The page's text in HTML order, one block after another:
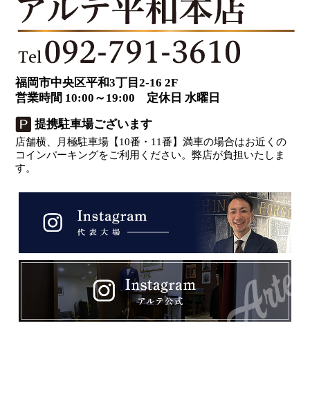
福岡市中央区平和3丁目2-16 2F
営業時間 10:00～19:00 定休日 水曜日
提携駐車場ございます
店舗横、月極駐車場【10番・11番】満車の場合はお近くの
コインパーキングをご利用ください。弊店が負担いたしま
す。